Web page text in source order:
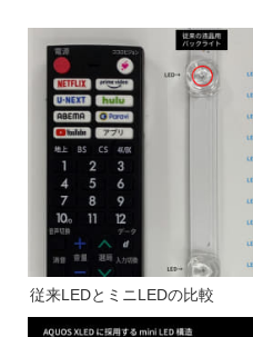
従来LEDとミニLEDの比較